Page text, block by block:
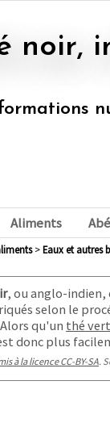
noir,
Aliments
> eaux et autres
, ou anglo-indien,
selon le
Alors qu'un thé vert
donc plus
à la licence CC-BY-SA.